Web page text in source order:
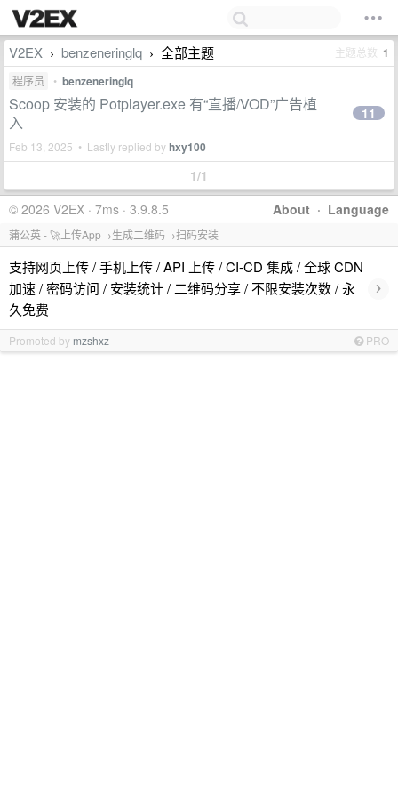
V2EX › benzeneringlq › 全部主题 主题总数 1
程序员 • benzeneringlq
Scoop 安装的 Potplayer.exe 有“直播/VOD”广告植
入
Feb 13, 2025 • Lastly replied byhxy100
11
1/1
About · Language
© 2026 V2EX · 7ms · 3.9.8.5
蒲公英 - 🚀上传App→生成二维码→扫码安装
支持网页上传 / 手机上传 / API 上传 / CI-CD 集成 / 全球 CDN
加速 / 密码访问 / 安装统计 / 二维码分享 / 不限安装次数 / 永
久免费
›
Promoted by mzshxz PRO